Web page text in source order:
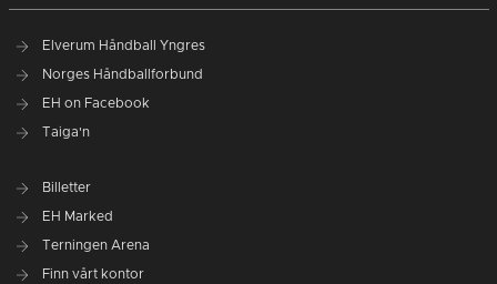
Elverum Håndball Yngres
Norges Håndballforbund
EH on Facebook
Taiga'n
Billetter
EH Marked
Terningen Arena
Finn vårt kontor